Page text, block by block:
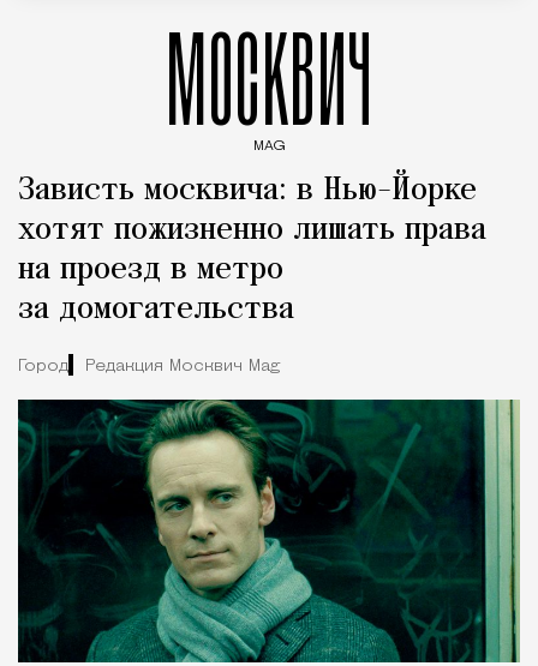
МОСКВИЧ
MAG
Введите ключевые слова для поиска статей
Зависть москвича: в Нью-Йорке
хотят пожизненно лишать права
на проезд в метро
за домогательства
Город Редакция Москвич Mag